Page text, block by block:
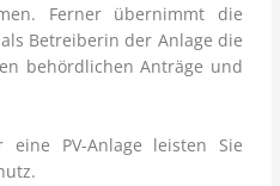
Ferner übernimmt die
Betreiberin der Anlage die
behördlichen Anträge und
PV-Anlage leisten Sie